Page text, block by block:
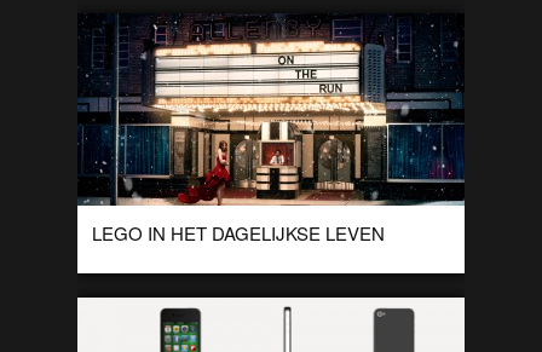
LEGO IN HET DAGELIJKSE LEVEN
In deze collectie “in pieces” LEGO kunst, zijn objecten uit het
dagelijkse leven van LEGO gemaakt. Deze collectie is
gemaakt door Nathan Sawaya […]